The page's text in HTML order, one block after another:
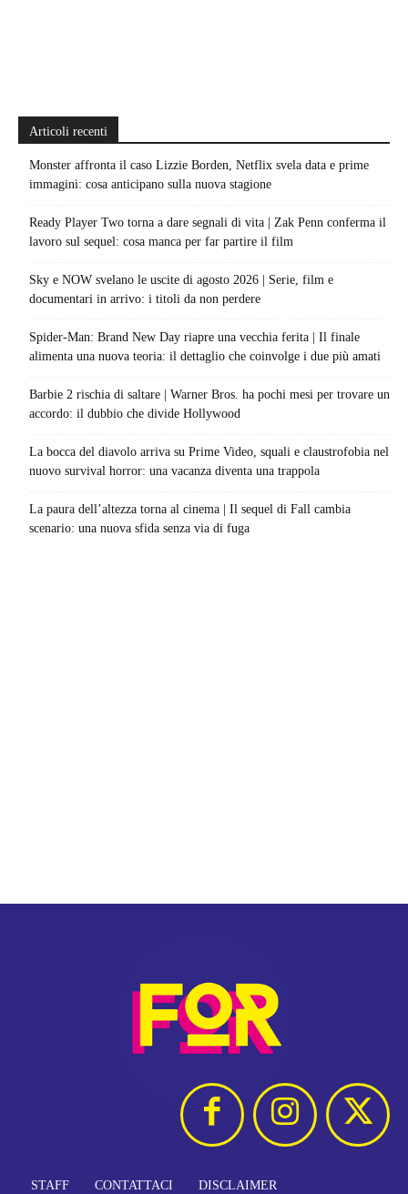
Articoli recenti
Monster affronta il caso Lizzie Borden, Netflix svela data e prime
immagini: cosa anticipano sulla nuova stagione
Ready Player Two torna a dare segnali di vita | Zak Penn conferma il
lavoro sul sequel: cosa manca per far partire il film
Sky e NOW svelano le uscite di agosto 2026 | Serie, film e
documentari in arrivo: i titoli da non perdere
Spider-Man: Brand New Day riapre una vecchia ferita | Il finale
alimenta una nuova teoria: il dettaglio che coinvolge i due più amati
Barbie 2 rischia di saltare | Warner Bros. ha pochi mesi per trovare un
accordo: il dubbio che divide Hollywood
La bocca del diavolo arriva su Prime Video, squali e claustrofobia nel
nuovo survival horror: una vacanza diventa una trappola
La paura dell’altezza torna al cinema | Il sequel di Fall cambia
scenario: una nuova sfida senza via di fuga
STAFF CONTATTACI DISCLAIMER